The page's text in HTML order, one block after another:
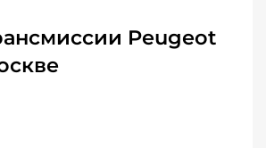
Peugeot